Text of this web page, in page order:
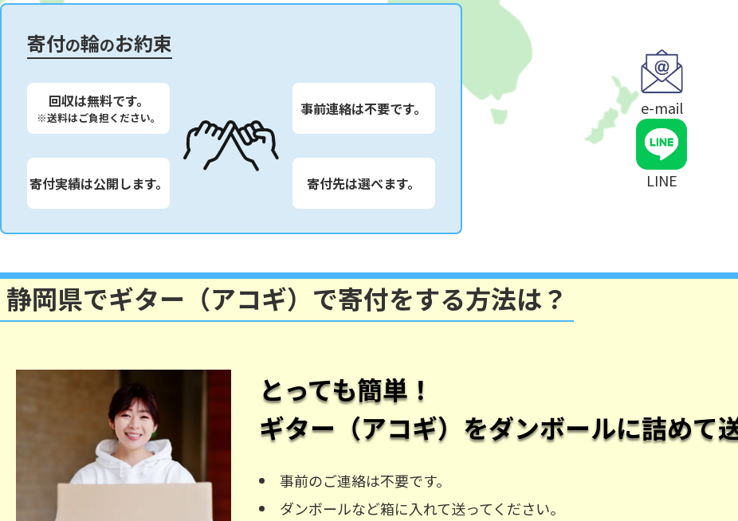
寄付の輪のお約束
回収は無料です。
※送料はご負担ください。 事前連絡は不要です。
寄付実績は公開します。 寄付先は選べます。
e-mail
LINE
静岡県でギター（アコギ）で寄付をする方法は？
とっても簡単！
ギター（アコギ） をダンボールに詰めて
事前のご連絡は不要です。
ダンボールなど箱に入れて送ってください。